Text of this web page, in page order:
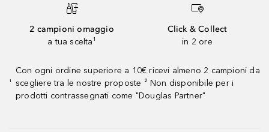
2 campioni omaggio
a tua scelta¹
Click & Collect
in 2 ore
¹
Con ogni ordine superiore a 10€ ricevi almeno 2 campioni da
scegliere tra le nostre proposte ² Non disponibile per i
prodotti contrassegnati come "Douglas Partner"